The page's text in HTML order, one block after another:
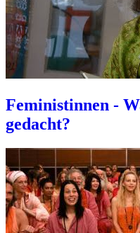
Feministinnen -
gedacht?